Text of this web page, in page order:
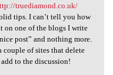
http:/
truediamond.co.uk/
tips. I can’t tell you how
on one of the blogs I write
post” and nothing more.
couple of sites that delete
to the discussion!